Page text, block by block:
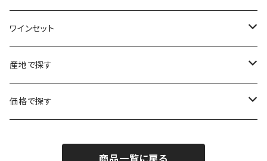
シャルトーニュ・タイエ
シャルル・エドシック
ジャン・ラルマン
ロワール
コトーシャンプノワ
チリ
スロヴァキア
オーストリア
ロワール
南アフリカ
チリ
アメリカ
ワインセット
福袋
シャンパーニュセット
産地で探す
アメリカ
価格で探す
商品一覧に戻る